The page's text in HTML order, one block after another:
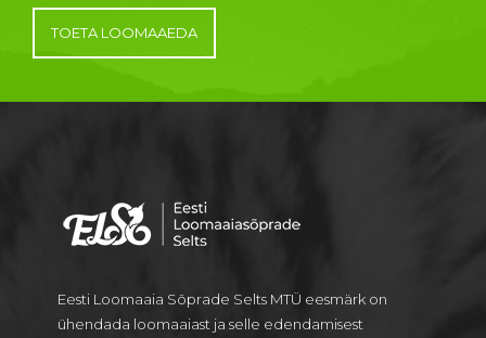
TOETA LOOMAAEDA
Eesti Loomaaia Sõprade Selts MTÜ eesmärk on
ühendada loomaaiast ja selle edendamisest